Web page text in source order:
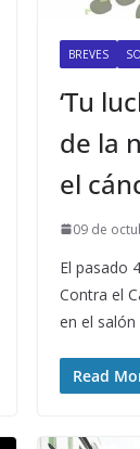
BREVES
‘Tu
de la
el
09 de
El pasado
Contra el
en el
Read